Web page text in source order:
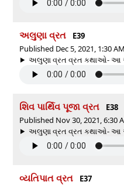
અલુણા વ્રત
E39
Published Dec 5, 2021, 1:30
અલુણા વ્રત વ્રત કથાઓ- આ
શિવ પાર્થિવ પૂજા વ્રત
E38
Published Nov 30, 2021, 6:30
અલુણા વ્રત વ્રત કથાઓ- આ
વ્યતિપાત વ્રત
E37